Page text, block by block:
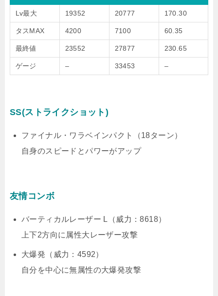
Lv最大 19352 20777 170.30
タスMAX 4200 7100 60.35
最終値 23552 27877 230.65
ゲージ – 33453 –
SS(ストライクショット)
ファイナル・ワラベインパクト（18ターン）
自身のスピードとパワーがアップ
友情コンボ
バーティカルレーザー L（威力：8618）
上下2方向に属性大レーザー攻撃
大爆発（威力：4592）
自分を中心に無属性の大爆発攻撃